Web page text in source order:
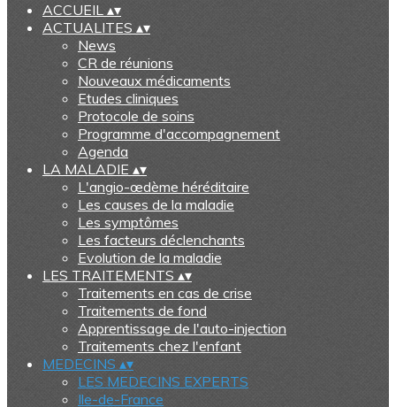
ACCUEIL ▴▾
ACTUALITES ▴▾
News
CR de réunions
Nouveaux médicaments
Etudes cliniques
Protocole de soins
Programme d'accompagnement
Agenda
LA MALADIE ▴▾
L'angio-œdème héréditaire
Les causes de la maladie
Les symptômes
Les facteurs déclenchants
Evolution de la maladie
LES TRAITEMENTS ▴▾
Traitements en cas de crise
Traitements de fond
Apprentissage de l'auto-injection
Traitements chez l'enfant
MEDECINS ▴▾
LES MEDECINS EXPERTS
Ile-de-France